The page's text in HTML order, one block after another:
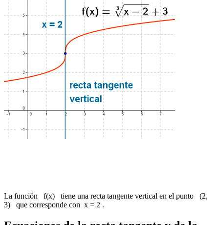
La función f(x) tiene una recta tangente vertical en el punto (2,
3) que corresponde con x = 2 .